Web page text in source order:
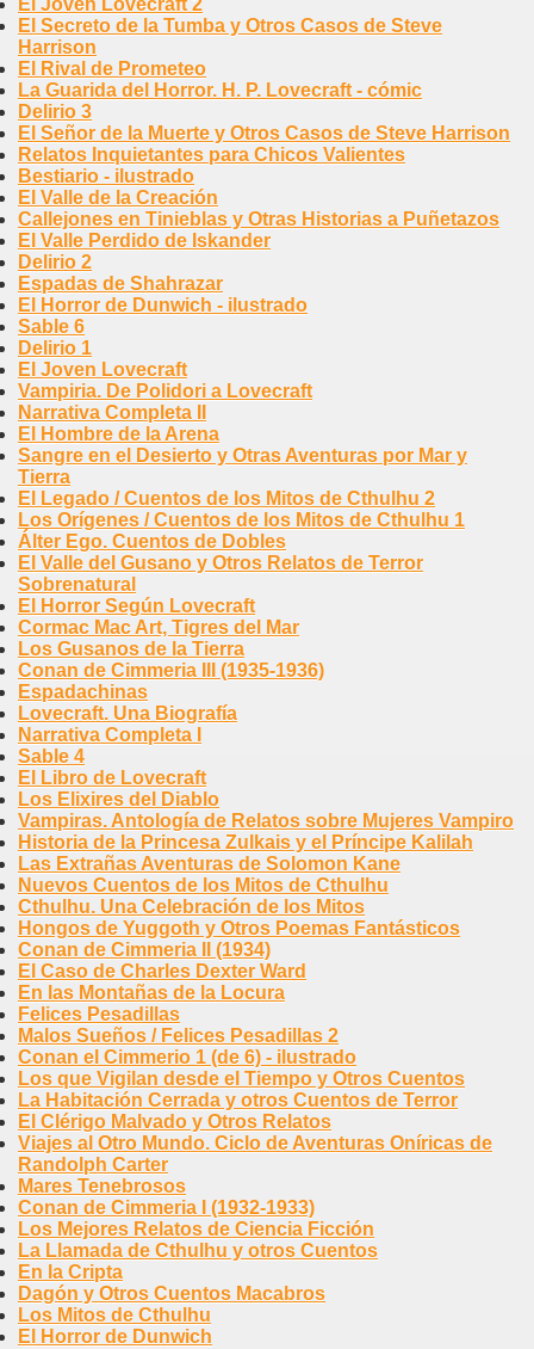
El Joven Lovecraft 2
El Secreto de la Tumba y Otros Casos de Steve
Harrison
El Rival de Prometeo
La Guarida del Horror. H. P. Lovecraft - cómic
Delirio 3
El Señor de la Muerte y Otros Casos de Steve Harrison
Relatos Inquietantes para Chicos Valientes
Bestiario - ilustrado
El Valle de la Creación
Callejones en Tinieblas y Otras Historias a Puñetazos
El Valle Perdido de Iskander
Delirio 2
Espadas de Shahrazar
El Horror de Dunwich - ilustrado
Sable 6
Delirio 1
El Joven Lovecraft
Vampiria. De Polidori a Lovecraft
Narrativa Completa II
El Hombre de la Arena
Sangre en el Desierto y Otras Aventuras por Mar y
Tierra
El Legado / Cuentos de los Mitos de Cthulhu 2
Los Orígenes / Cuentos de los Mitos de Cthulhu 1
Álter Ego. Cuentos de Dobles
El Valle del Gusano y Otros Relatos de Terror
Sobrenatural
El Horror Según Lovecraft
Cormac Mac Art, Tigres del Mar
Los Gusanos de la Tierra
Conan de Cimmeria III (1935-1936)
Espadachinas
Lovecraft. Una Biografía
Narrativa Completa I
Sable 4
El Libro de Lovecraft
Los Elixires del Diablo
Vampiras. Antología de Relatos sobre Mujeres Vampiro
Historia de la Princesa Zulkais y el Príncipe Kalilah
Las Extrañas Aventuras de Solomon Kane
Nuevos Cuentos de los Mitos de Cthulhu
Cthulhu. Una Celebración de los Mitos
Hongos de Yuggoth y Otros Poemas Fantásticos
Conan de Cimmeria II (1934)
El Caso de Charles Dexter Ward
En las Montañas de la Locura
Felices Pesadillas
Malos Sueños / Felices Pesadillas 2
Conan el Cimmerio 1 (de 6) - ilustrado
Los que Vigilan desde el Tiempo y Otros Cuentos
La Habitación Cerrada y otros Cuentos de Terror
El Clérigo Malvado y Otros Relatos
Viajes al Otro Mundo. Ciclo de Aventuras Oníricas de
Randolph Carter
Mares Tenebrosos
Conan de Cimmeria I (1932-1933)
Los Mejores Relatos de Ciencia Ficción
La Llamada de Cthulhu y otros Cuentos
En la Cripta
Dagón y Otros Cuentos Macabros
Los Mitos de Cthulhu
El Horror de Dunwich